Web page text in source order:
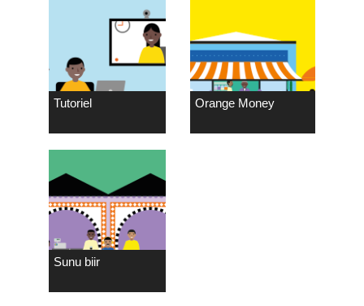
Tutoriel Orange Money
Sunu biir